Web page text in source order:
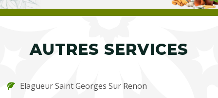
AUTRES SERVICES
Elagueur Saint Georges Sur Renon